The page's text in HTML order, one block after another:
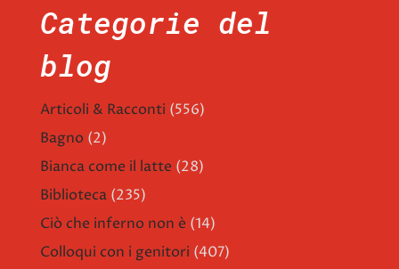
Categorie del
blog
Articoli & Racconti (556)
Bagno (2)
Bianca come il latte (28)
Biblioteca (235)
Ciò che inferno non è (14)
Colloqui con i genitori (407)